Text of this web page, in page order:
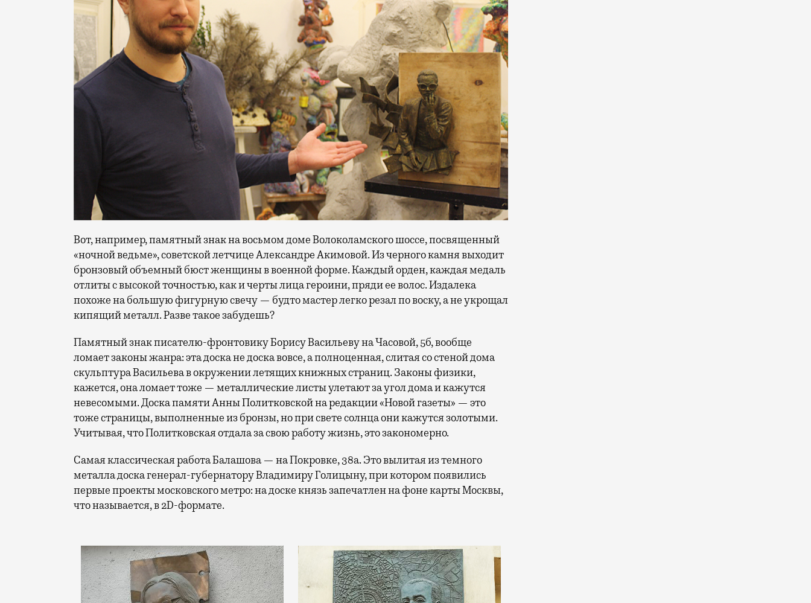
Вот, например, памятный знак на восьмом доме Волоколамского шоссе, посвященный
«ночной ведьме», советской летчице Александре Акимовой. Из черного камня выходит
бронзовый объемный бюст женщины в военной форме. Каждый орден, каждая медаль
отлиты с высокой точностью, как и черты лица героини, пряди ее волос. Издалека
похоже на большую фигурную свечу — будто мастер легко резал по воску, а не укрощал
кипящий металл. Разве такое забудешь?
Памятный знак писателю-фронтовику Борису Васильеву на Часовой, 5б, вообще
ломает законы жанра: эта доска не доска вовсе, а полноценная, слитая со стеной дома
скульптура Васильева в окружении летящих книжных страниц. Законы физики,
кажется, она ломает тоже — металлические листы улетают за угол дома и кажутся
невесомыми. Доска памяти Анны Политковской на редакции «Новой газеты» — это
тоже страницы, выполненные из бронзы, но при свете солнца они кажутся золотыми.
Учитывая, что Политковская отдала за свою работу жизнь, это закономерно.
Самая классическая работа Балашова — на Покровке, 38а. Это вылитая из темного
металла доска генерал-губернатору Владимиру Голицыну, при котором появились
первые проекты московского метро: на доске князь запечатлен на фоне карты Москвы,
что называется, в 2D-формате.